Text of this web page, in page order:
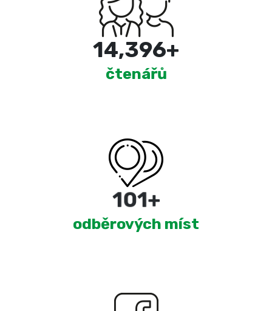
15,000+
čtenářů
180+
odběrových míst